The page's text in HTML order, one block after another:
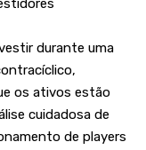
durante uma
os ativos estão
cuidadosa de
de players